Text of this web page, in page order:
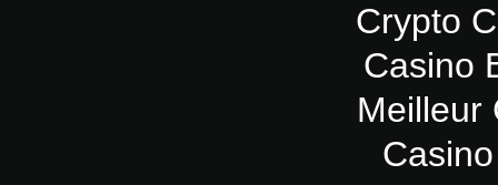
Crypto
Casino
Meilleur